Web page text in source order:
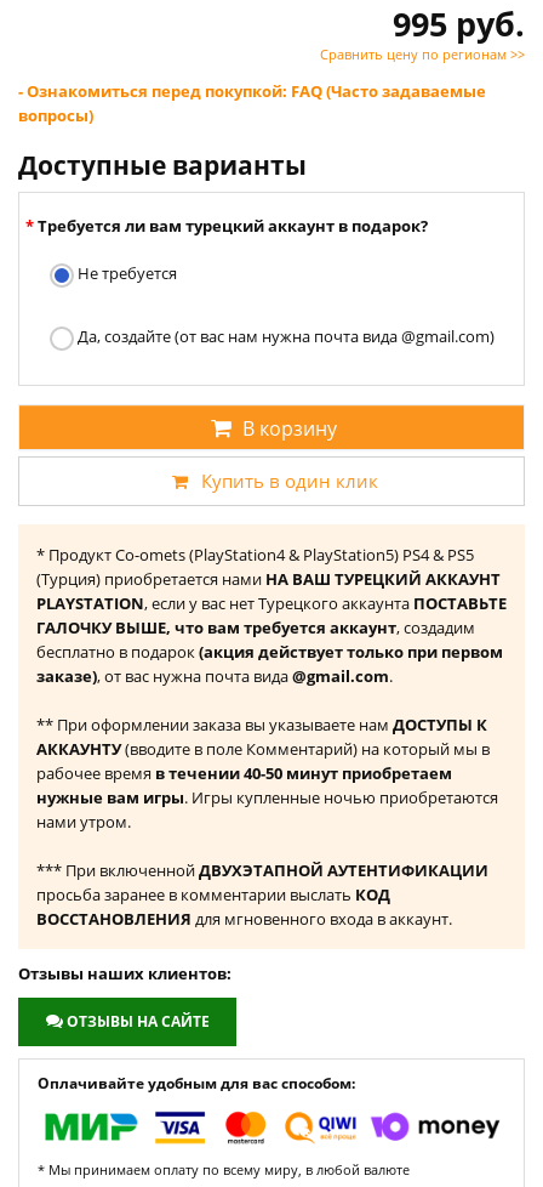
995 руб.
Сравнить цену по регионам >>
- Ознакомиться перед покупкой: FAQ (Часто задаваемые
вопросы)
Доступные варианты
Требуется ли вам турецкий аккаунт в подарок?
Не требуется
Да, создайте (от вас нам нужна почта вида @gmail.com)
В корзину
Купить в один клик
* Продукт Co-omets (PlayStation4 & PlayStation5) PS4 & PS5
(Турция) приобретается нами НА ВАШ ТУРЕЦКИЙ АККАУНТ
PLAYSTATION, если у вас нет Турецкого аккаунта ПОСТАВЬТЕ
ГАЛОЧКУ ВЫШЕ, что вам требуется аккаунт, создадим
бесплатно в подарок(акция действует только при первом
заказе), от вас нужна почта вида@gmail.com.
** При оформлении заказа вы указываете нам ДОСТУПЫ К
АККАУНТУ(вводите в поле Комментарий) на который мы в
рабочее время в течении 40-50 минут приобретаем
нужные вам игры. Игры купленные ночью приобретаются
нами утром.
*** При включеннойДВУХЭТАПНОЙ АУТЕНТИФИКАЦИИ
просьба заранее в комментарии выслать КОД
ВОССТАНОВЛЕНИЯ для мгновенного входа в аккаунт.
Отзывы наших клиентов:
ОТЗЫВЫ НА САЙТЕ
Оплачивайте удобным для вас способом:
* Мы принимаем оплату по всему миру, в любой валюте